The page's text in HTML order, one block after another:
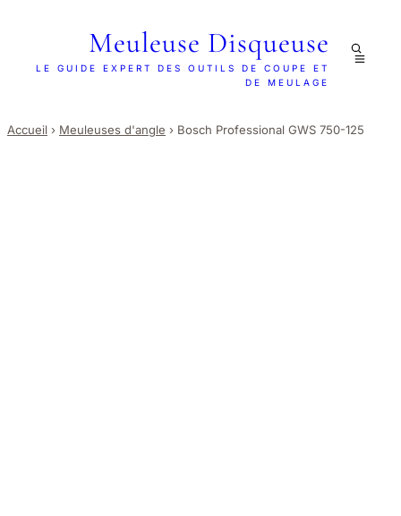
Meuleuse Disqueuse
LE GUIDE EXPERT DES OUTILS DE COUPE ET
DE MEULAGE
Accueil › Meuleuses d'angle › Bosch Professional GWS 750-125